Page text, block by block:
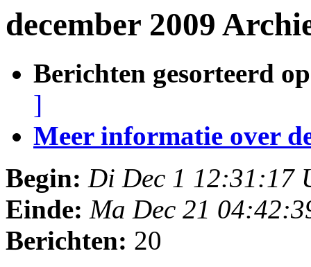
december 2009
Berichten gesorteerd
]
Meer informatie over
Begin: Di Dec 1 12:31:17
Einde: Ma Dec 21
Berichten: 20